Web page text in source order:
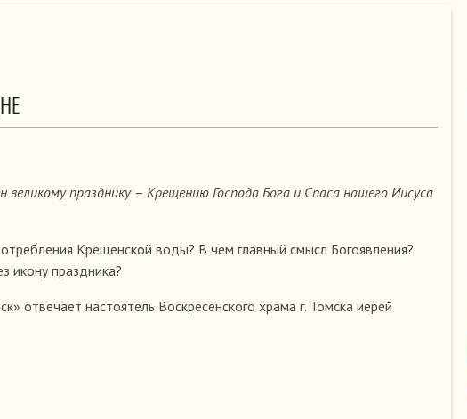
великому празднику – Крещению Господа Бога и Спаса нашего Иисуса
Крещенской воды? В чем главный смысл Богоявления?
икону праздника?
отвечает настоятель Воскресенского храма г. Томска иерей